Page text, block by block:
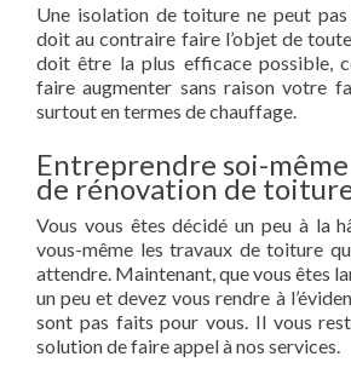
Une isolation de toiture ne peut
doit au contraire faire l’objet de
doit être la plus efficace possible,
faire augmenter sans raison votre
surtout en termes de chauffage.
Entreprendre soi-
de rénovation de
Vous vous êtes décidé un peu à la
vous-même les travaux de toiture
attendre. Maintenant, que vous êtes
un peu et devez vous rendre à
sont pas faits pour vous. Il vous
solution de faire appel à nos services.